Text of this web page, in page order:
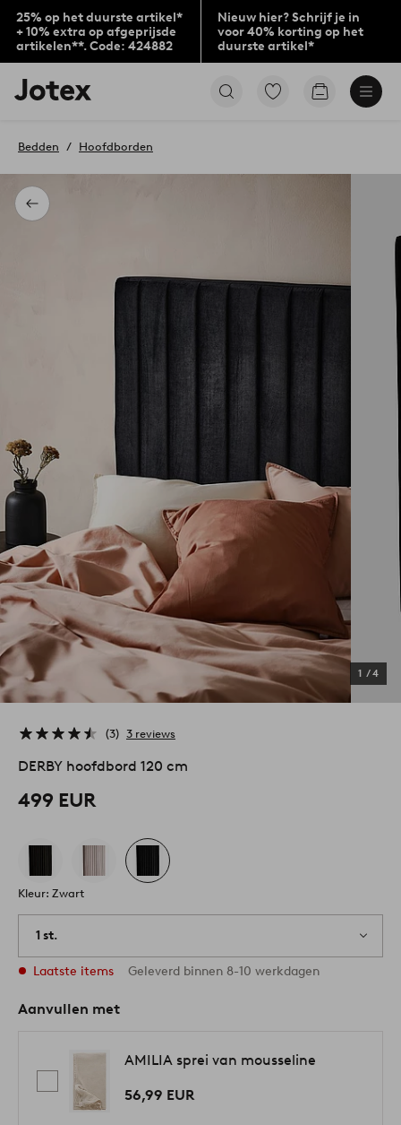
25% op het duurste artikel*
+ 10% extra op afgeprijsde
artikelen**. Code: 424882
Nieuw hier? Schrijf je in
voor 40% korting op het
duurste artikel*
Jotex
logo
to
home
page
Ga
Go
Terug
Bedden Hoofdborden
1 /4
3 3 reviews
DERBY hoofdbord 120 cm
499 EUR
Kleur: Zwart
1 st.
Laatste items Geleverd binnen 8-10 werkdagen
Aanvullen met
AMILIA sprei van mousseline
56,99 EUR